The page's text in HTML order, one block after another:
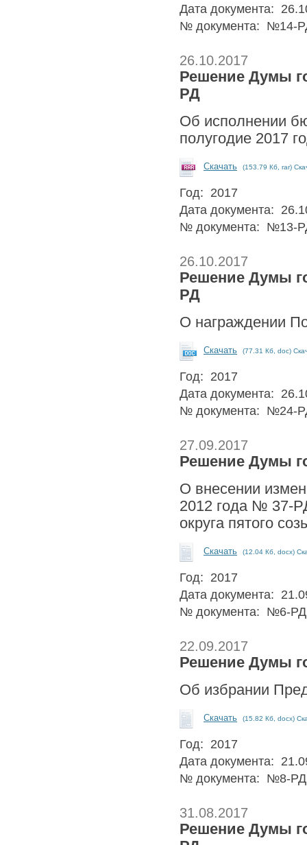
Дата документа:
№ документа: №14-
26.10.2017
Решение Думы
РД
Об исполнении
полугодие 2017
Скачать (153.79 Кб, rar)
Год: 2017
Дата документа:
№ документа: №13-
26.10.2017
Решение Думы
РД
О награждении
Скачать (77.31 Кб, doc)
Год: 2017
Дата документа:
№ документа: №24-
27.09.2017
Решение Думы
О внесении
2012 года № 37-
округа пятого
Скачать (12.04 Кб, docx)
Год: 2017
Дата документа:
№ документа: №6-РД
22.09.2017
Решение Думы
Об избрании
Скачать (15.82 Кб, docx)
Год: 2017
Дата документа:
№ документа: №8-РД
31.08.2017
Решение Думы